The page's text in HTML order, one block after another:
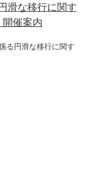
滑な移行に関す
開催案内
る円滑な移行に関す